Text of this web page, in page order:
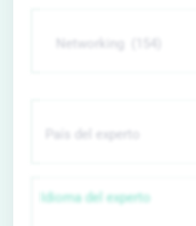
Idioma del experto